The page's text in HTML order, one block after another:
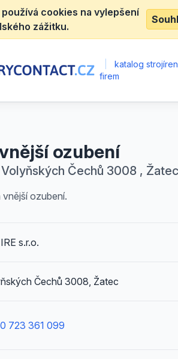
cookies na vylepšení
zážitku.
katalog
firem
ozubení
Volyňských Čechů 3008 , Žatec
ozubení.
s.r.o.
Čechů 3008, Žatec
723 361 099